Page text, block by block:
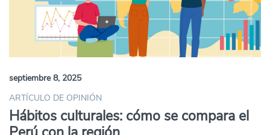
septiembre 8, 2025
ARTÍCULO DE OPINIÓN
Hábitos culturales: cómo se compara el